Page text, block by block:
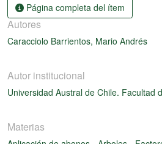
Página completa del ítem
Autores
Caracciolo Barrientos, Mario Andrés
Autor institucional
Universidad Austral de Chile. Facultad
Materias